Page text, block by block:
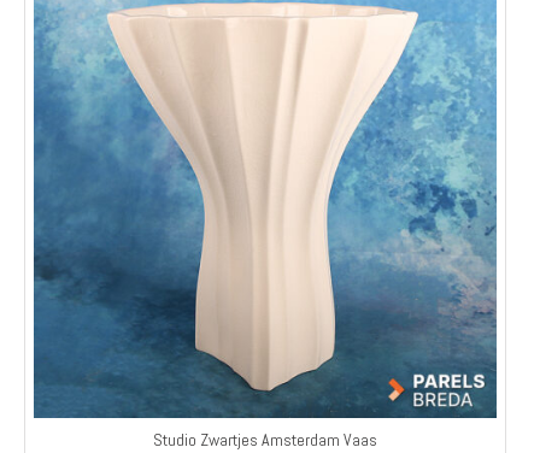
Studio Zwartjes Amsterdam Vaas